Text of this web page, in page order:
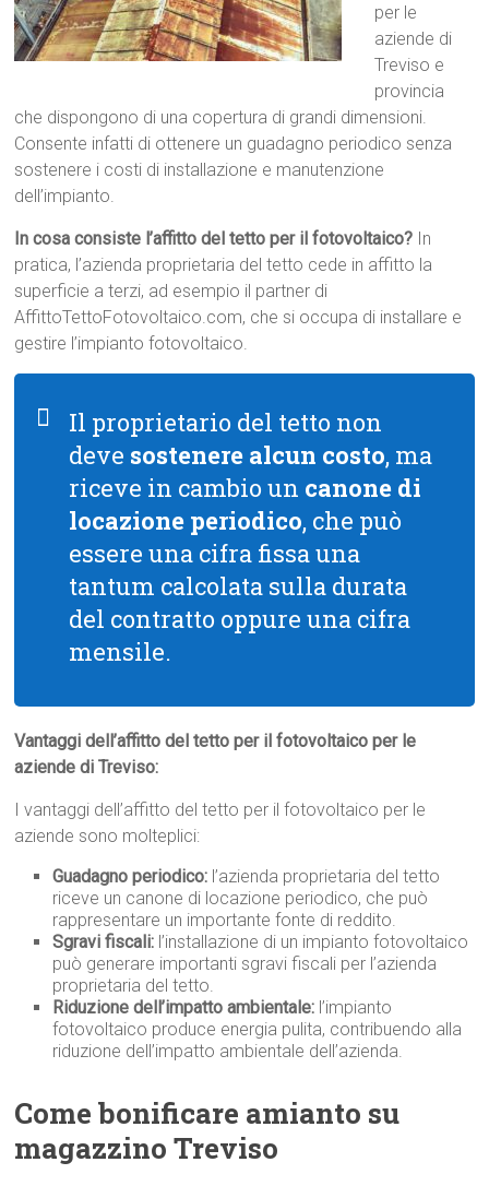
per le
aziende di
Treviso e
provincia
che dispongono di una copertura di grandi dimensioni.
Consente infatti di ottenere un guadagno periodico senza
sostenere i costi di installazione e manutenzione
dell’impianto.
In cosa consiste l’affitto del tetto per il fotovoltaico? In
pratica, l’azienda proprietaria del tetto cede in affitto la
superficie a terzi, ad esempio il partner di
AffittoTettoFotovoltaico.com, che si occupa di installare e
gestire l’impianto fotovoltaico.
Il proprietario del tetto non
deve sostenere alcun costo, ma
riceve in cambio un canone di
locazione periodico, che può
essere una cifra fissa una
tantum calcolata sulla durata
del contratto oppure una cifra
mensile.
Vantaggi dell’affitto del tetto per il fotovoltaico per le
aziende di Treviso:
I vantaggi dell’affitto del tetto per il fotovoltaico per le
aziende sono molteplici:
Guadagno periodico: l’azienda proprietaria del tetto
riceve un canone di locazione periodico, che può
rappresentare un importante fonte di reddito.
Sgravi fiscali: l’installazione di un impianto fotovoltaico
può generare importanti sgravi fiscali per l’azienda
proprietaria del tetto.
Riduzione dell’impatto ambientale: l’impianto
fotovoltaico produce energia pulita, contribuendo alla
riduzione dell’impatto ambientale dell’azienda.
Come bonificare amianto su
magazzino Treviso